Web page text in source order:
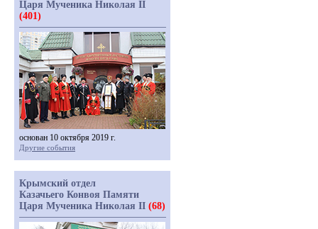
Царя Мученика Николая II
(401)
основан 10 октября 2019 г.
Другие события
Крымский отдел
Казачьего Конвоя Памяти
Царя Мученика Николая II (68)